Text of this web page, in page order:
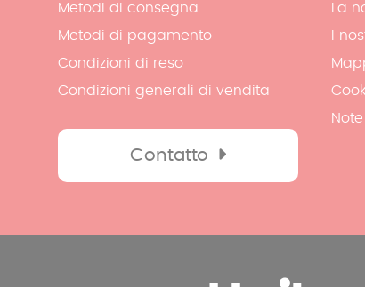
Metodi di consegna
Metodi di pagamento
Condizioni di reso
Condizioni generali di vendita
Contatto
La
I